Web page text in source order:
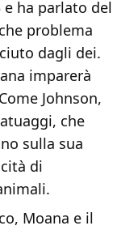
e ha parlato del
problema
dagli dei.
imparerà
Johnson,
che
sulla sua
di
Moana e il